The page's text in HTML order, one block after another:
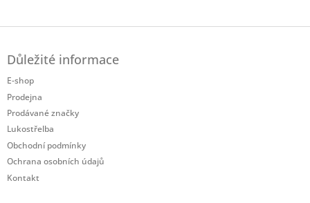
Důležité informace
E-shop
Prodejna
Prodávané značky
Lukostřelba
Obchodní podmínky
Ochrana osobních údajů
Kontakt